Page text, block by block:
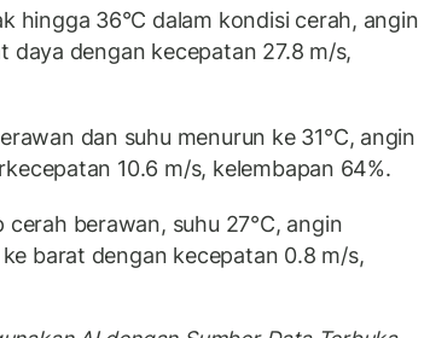
hingga 36°C dalam kondisi cerah, angin
daya dengan kecepatan 27.8 m/s,
dan suhu menurun ke 31°C, angin
10.6 m/s, kelembapan 64%.
cerah berawan, suhu 27°C, angin
barat dengan kecepatan 0.8 m/s,